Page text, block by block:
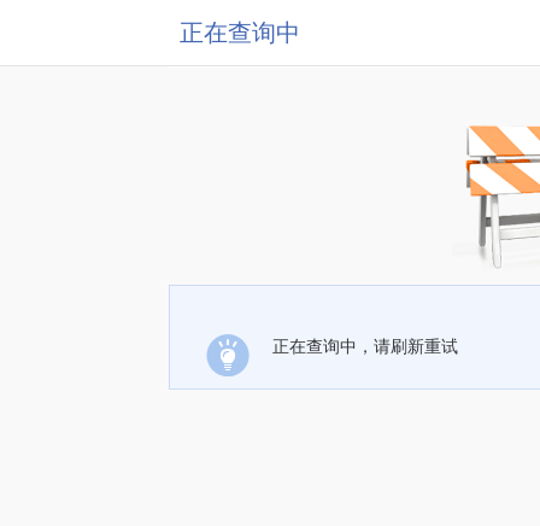
正在查询中
正在查询中，请刷新重试